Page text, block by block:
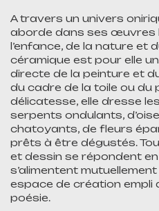
A travers un univers
aborde dans ses œuvres
l’enfance, de la nature et
céramique est pour elle
directe de la peinture et
du cadre de la toile ou du
délicatesse, elle dresse
serpents ondulants,
chatoyants, de fleurs
prêts à être dégustés.
et dessin se répondent
s’alimentent
espace de création empli
poésie.